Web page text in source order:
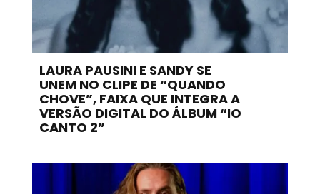
LAURA PAUSINI E SANDY SE
UNEM NO CLIPE DE “QUANDO
CHOVE”, FAIXA QUE INTEGRA A
VERSÃO DIGITAL DO ÁLBUM “IO
CANTO 2”